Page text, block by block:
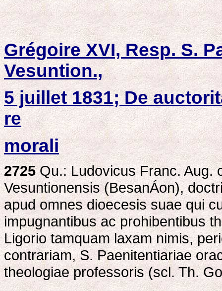
Grégoire XVI, Resp. S.
Vesuntion.,
5 juillet 1831; De
re
morali
2725Qu.: Ludovicus Franc. Aug.
Vesuntionensis (BesanÁon),
apud omnes dioecesis suae qui
impugnantibus ac prohibentibus
Ligorio tamquam laxam nimis,
contrariam, S. Paenitentiariae
theologiae professoris (scl. Th.